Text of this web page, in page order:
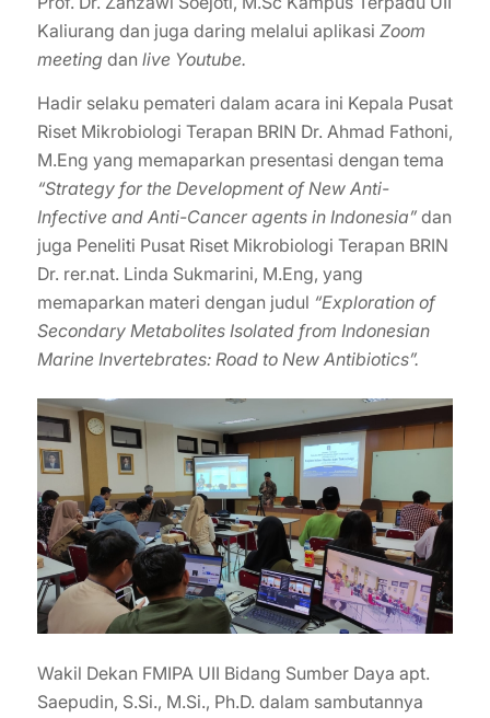
Kaliurang dan juga daring melalui aplikasi Zoom
meeting dan live Youtube.
Hadir selaku pemateri dalam acara ini Kepala Pusat
Riset Mikrobiologi Terapan BRIN Dr. Ahmad Fathoni,
M.Eng yang memaparkan presentasi dengan tema
“Strategy for the Development of New Anti-
Infective and Anti-Cancer agents in Indonesia”dan
juga Peneliti Pusat Riset Mikrobiologi Terapan BRIN
Dr. rer.nat. Linda Sukmarini, M.Eng, yang
memaparkan materi dengan judul “Exploration of
Secondary Metabolites Isolated from Indonesian
Marine Invertebrates: Road to New Antibiotics”.
Wakil Dekan FMIPA UII Bidang Sumber Daya apt.
Saepudin, S.Si., M.Si., Ph.D. dalam sambutannya